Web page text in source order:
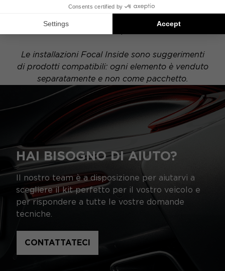
tuo veicolo è equipaggiato con un'opzione hi-fi
indicati nello schema potrebbe variare.
Le installazioni Focal Inside sono suggerimenti
di prodotti compatibili: ogni elemento è venduto
separatamente e non come pacchetto.
HAI BISOGNO DI AIUTO?
Il nostro team è a disposizione per aiutarvi a
scegliere il kit perfetto per il vostro veicolo e
per rispondere a tutte le vostre domande
tecniche.
CONTATTATECI